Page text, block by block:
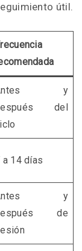
útil.
y
del
a 14 días
y
de